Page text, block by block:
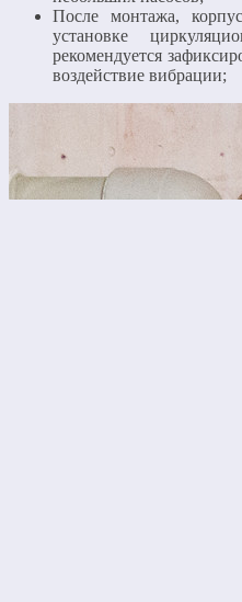
После монтажа,
установке
рекомендуется
воздействие вибрации;